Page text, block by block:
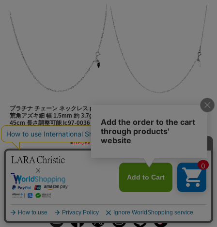
プラチナ チェーン ネックレス pt850
荒角アズキ細 幅 1.5mm 約 3.7g 最長
45cm 長さ調整可能 lc97-0036
通常価格: ¥110,000
(税込)
¥104,500
(税込)
プラチナ チェーン ネックレス pt850
1.7g 最長 45cm 長さ調整可能 lc97-
0037